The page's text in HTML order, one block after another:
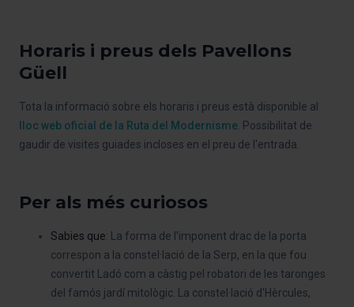
Horaris i preus dels Pavellons
Güell
Tota la informació sobre els horaris i preus està disponible al
lloc web oficial de la Ruta del Modernisme . Possibilitat de
gaudir de visites guiades incloses en el preu de l'entrada.
Per als més curiosos
Sabies que: La forma de l’imponent drac de la porta
correspon a la constel·lació de la Serp, en la que fou
convertit Ladó com a càstig pel robatori de les taronges
del famós jardí mitològic. La constel·lació d'Hèrcules,